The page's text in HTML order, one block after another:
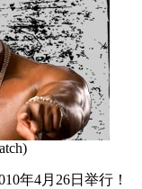
年4月26日举行！